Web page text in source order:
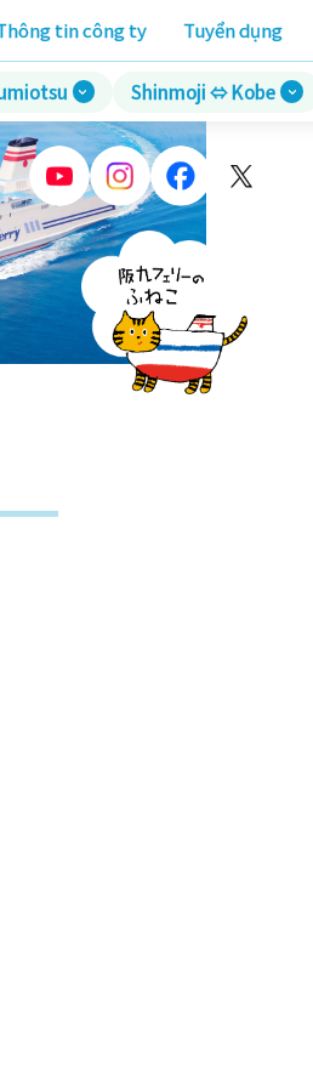
tin công ty Tuyển dụng
Shinmoji ⇔ Kobe